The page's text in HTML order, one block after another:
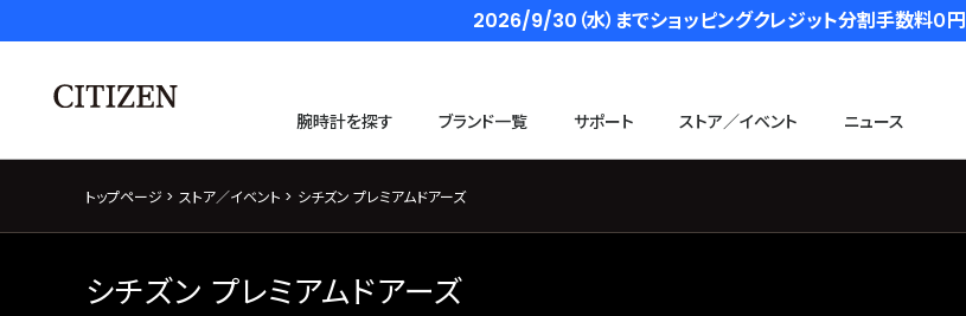
2026/9/30（水）までショッピングクレジット分割手数料０円
腕時計を探す ブランド一覧 サポート ストア／イベント ニュース
トップページ ストア／イベント シチズン プレミアムドアーズ
シチズン プレミアムドアーズ